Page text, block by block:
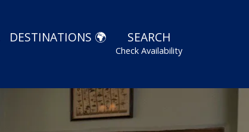
DESTINATIONS 🌍 SEARCH
Check Availability